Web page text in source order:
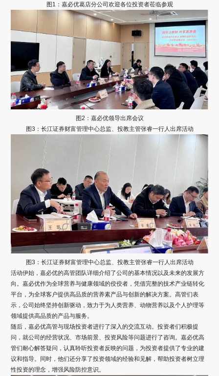
图1：嘉必优葛店分公司欢迎各位投资者莅临参观
图2：嘉必优领导出席会议
图3：长江证券财富管理中心总监、投教主管张睿一行人出席活动
图3：长江证券财富管理中心总监、投教主管张睿一行人出席活动
活动伊始，嘉必优的高管团队详细介绍了公司的基本情况以及未来的发展方
向。嘉必优作为全球营养与健康领域的佼佼者，凭借完整的技术产业链转化
平台，为全球客户提供高品质的营养素产品与创新的解决方案。高管们表
示，公司始终坚持创新驱动，致力于为人类营养、动物营养以及个人护理等
领域提供高品质的产品与服务。
随后，嘉必优高管与现场投资者进行了深入的交流互动。投资者们积极提
问，就公司的经营状况、市场前景、投资风险等问题进行了咨询。嘉必优高
管们耐心解答疑问，认真聆听投资者反映的问题，为投资者提供了专业的建
议和指导。同时，他们还分享了投资领域的经验和见解，帮助投资者树立理
性投资的理念，增强风险防控意识。